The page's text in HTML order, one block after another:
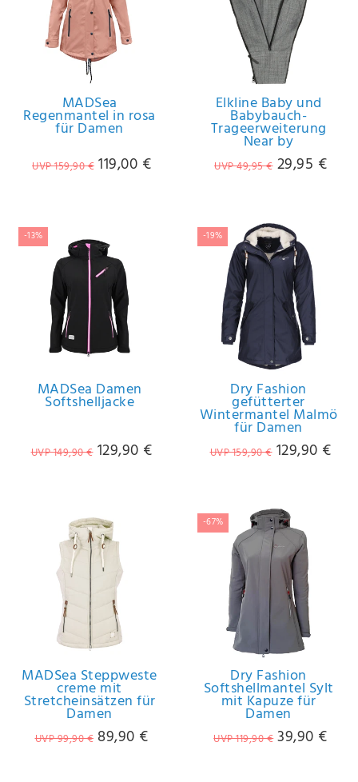
MADSea
Regenmantel in rosa
für Damen
UVP 159,90 € 119,00 €
Elkline Baby und
Babybauch-
Trageerweiterung
Near by
UVP 49,95 € 29,95 €
-13%
MADSea Damen
Softshelljacke
UVP 149,90 € 129,90 €
-19%
Dry Fashion
gefütterter
Wintermantel Malmö
für Damen
UVP 159,90 € 129,90 €
MADSea Steppweste
creme mit
Stretcheinsätzen für
Damen
UVP 99,90 € 89,90 €
-67%
Dry Fashion
Softshellmantel Sylt
mit Kapuze für
Damen
UVP 119,90 € 39,90 €